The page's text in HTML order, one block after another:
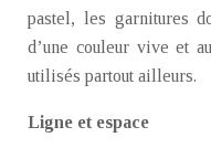
pastel, les garnitures
d’une couleur vive et
utilisés partout ailleurs.
Ligne et espace